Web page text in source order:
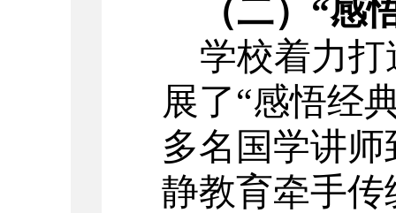
（二） “感
学校着力
展了“感悟经
多名国学讲
静教育牵手传